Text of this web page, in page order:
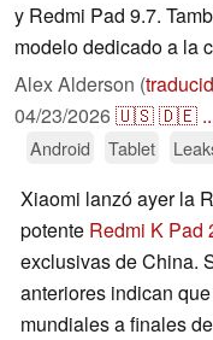
y Redmi Pad 9.7.
modelo dedicado a la
Alex Alderson (
04/23/2026🇺🇸🇩🇪
Android Tablet
Xiaomi lanzó ayer la
potente Redmi K Pad
exclusivas de China.
anteriores indican
mundiales a finales